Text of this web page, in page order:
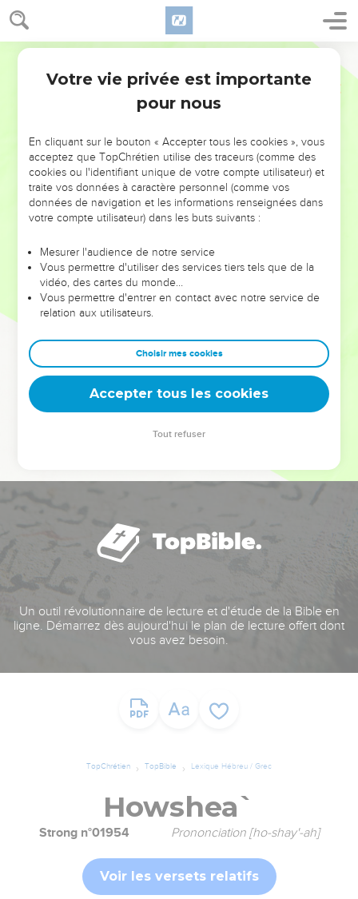
NE MANQUEZ PAS L’ÉVÉNEMENT
DE L’ANNÉE !
ET SI LEURS ERREURS POUVAIENT VOUS ÉVITER LES
VOTRES ?
leur foi ou leur vision. Mais on voit moins les doutes, les erreurs
et les saisons difficiles qu'ils ont traversés, alors même que ce
sont elles qui les ont façonnés.
Dans cette conférence, leaders, entrepreneurs, et responsables
clés pour avancer avec plus de sagesse afin que leurs erreurs
deviennent vos tremplins. Que vous guidiez un ministère, une
équipe, un groupe ou une famille, leur expérience est faite
Un outil révolutionnaire de lecture et d'étude de la Bible en
ligne. Démarrez dès aujourd'hui le plan de lecture offert dont
vous avez besoin.
TopChrétien TopBible Lexique Hébreu / Grec
Howshea`
Strong n°01954 Prononciation [ho-shay'-ah]
Voir les versets relatifs
Votre vie privée est importante
pour nous
En cliquant sur le bouton « Accepter tous les cookies », vous
acceptez que TopChrétien utilise des traceurs (comme des
cookies ou l'identifiant unique de votre compte utilisateur) et
traite vos données à caractère personnel (comme vos
données de navigation et les informations renseignées dans
votre compte utilisateur) dans les buts suivants :
Mesurer l'audience de notre service
Vous permettre d'utiliser des services tiers tels que de la
vidéo, des cartes du monde…
Vous permettre d'entrer en contact avec notre service de
relation aux utilisateurs.
Choisir mes cookies
Accepter tous les cookies
Tout refuser